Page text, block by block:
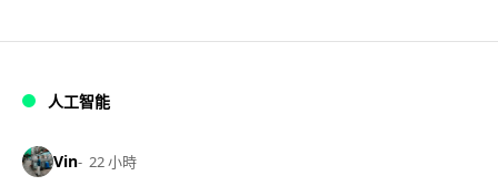
人工智能
Vin 22 小時